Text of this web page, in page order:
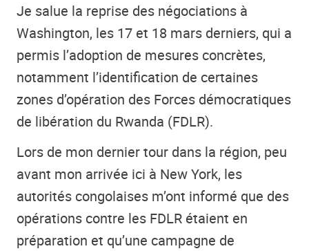
Je salue la reprise des négociations à
Washington, les 17 et 18 mars derniers, qui a
permis l’adoption de mesures concrètes,
notamment l’identification de certaines
zones d’opération des Forces démocratiques
de libération du Rwanda (FDLR).
Lors de mon dernier tour dans la région, peu
avant mon arrivée ici à New York, les
autorités congolaises m’ont informé que des
opérations contre les FDLR étaient en
préparation et qu’une campagne de